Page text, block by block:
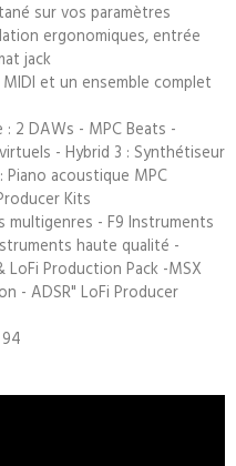
sur vos paramètres
ergonomiques, entrée
jack
et un ensemble complet
2 DAWs - MPC Beats -
- Hybrid 3 : Synthétiseur
acoustique MPC
Kits
multigenres - F9 Instruments
haute qualité -
LoFi Production Pack -MSX
- ADSR" LoFi Producer